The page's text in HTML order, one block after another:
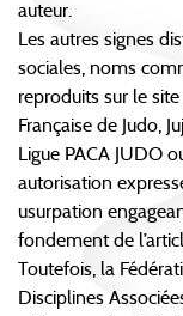
auteur.
Les autres signes
sociales, noms
reproduits sur le
Française de Judo,
Ligue PACA JUDO
autorisation
usurpation
fondement de
Toutefois, la
Disciplines